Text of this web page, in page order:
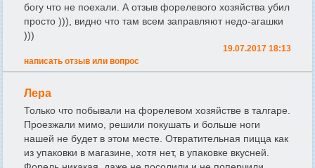
богу что не поехали. А отзыв форелевого хозяйства убил
просто ))), видно что там всем заправляют недо-агашки
)))
19.07.2017 18:13
написать отзыв или вопрос
Лера
Только что побывали на форелевом хозяйстве в талгаре.
Проезжали мимо, решили покушать и больше ноги
нашей не будет в этом месте. Отвратительная пицца как
из упаковки в магазине, хотя нет, в упаковке вкусней.